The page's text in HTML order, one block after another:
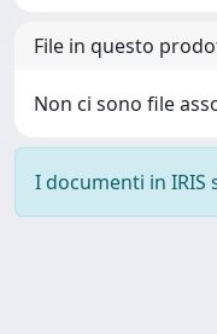
File in questo
Non ci sono file
I documenti in